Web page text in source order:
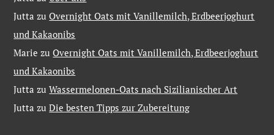
Jutta zuOvernight Oats mit Vanillemilch, Erdbeerjoghurt
und Kakaonibs
Marie zuOvernight Oats mit Vanillemilch, Erdbeerjoghurt
und Kakaonibs
Jutta zuWassermelonen-Oats nach Sizilianischer Art
Jutta zuDie besten Tipps zur Zubereitung